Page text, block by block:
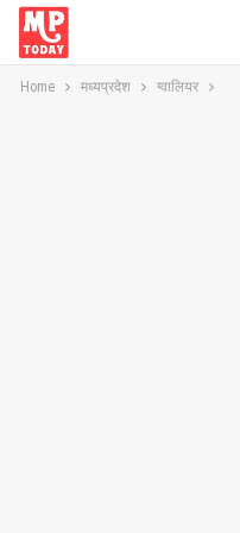
Home मध्यप्रदेश ग्वालियर